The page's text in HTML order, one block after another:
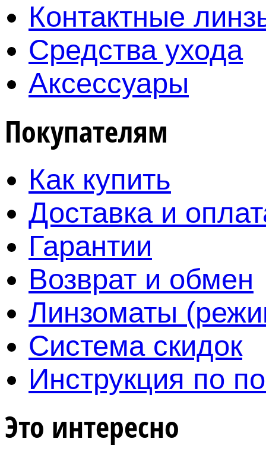
Контактные
Средства ухода
Аксессуары
Покупателям
Как купить
Доставка и
Гарантии
Возврат и обмен
Линзоматы
Система скидок
Инструкция по
Это интересно